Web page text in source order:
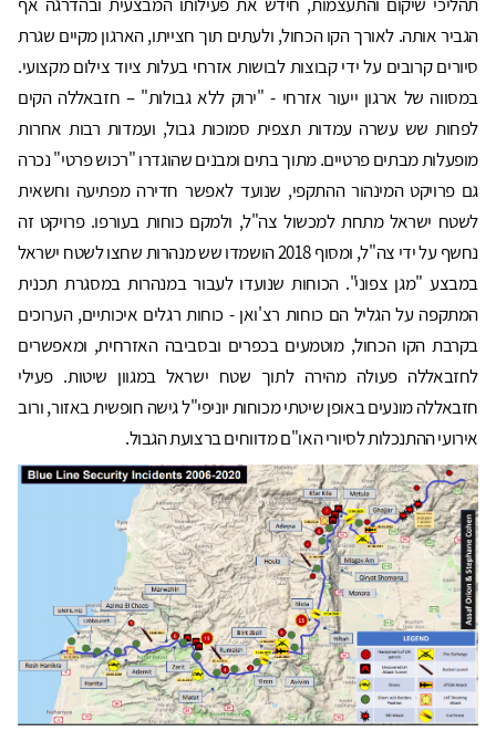
הגביר אותה. לאורך הקו הכחול, ולעתים תוך חצייתו, הארגון מקיים שגרת
סיורים קרובים על ידי קבוצות לבושות אזרחי בעלות ציוד צילום מקצועי.
במסווה של ארגון ייעור אזרחי - "ירוק ללא גבולות" – חזבאללה הקים
לפחות שש עשרה עמדות תצפית סמוכות גבול, ועמדות רבות אחרות
מופעלות מבתים פרטיים. מתוך בתים ומבנים שהוגדרו "רכוש פרטי" נכרה
גם פרויקט המינהור ההתקפי, שנועד לאפשר חדירה מפתיעה וחשאית
לשטח ישראל מתחת למכשול צה"ל, ולמקם כוחות בעורפו. פרויקט זה
נחשף על ידי צה"ל, ומסוף 2018 הושמדו שש מנהרות שחצו לשטח ישראל
במבצע "מגן צפוני". הכוחות שנועדו לעבור במנהרות במסגרת תכנית
המתקפה על הגליל הם כוחות רצ'ואן - כוחות רגלים איכותיים, הערוכים
בקרבת הקו הכחול, מוטמעים בכפרים ובסביבה האזרחית, ומאפשרים
לחזבאללה פעולה מהירה לתוך שטח ישראל במגוון שיטות. פעילי
חזבאללה מונעים באופן שיטתי מכוחות יוניפי"ל גישה חופשית באזור, ורוב
אירועי ההתנכלות לסיורי האו"ם מדווחים ברצועת הגבול.